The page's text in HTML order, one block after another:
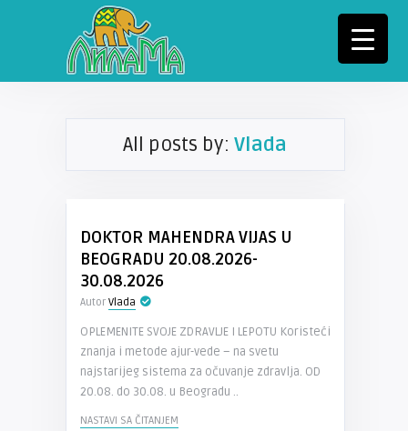
All posts by: Vlada
DOKTOR MAHENDRA VIJAS U
BEOGRADU 20.08.2026-
30.08.2026
Autor Vlada
OPLEMENITE SVOJE ZDRAVLJE I LEPOTU Koristeći
znanja i metode ajur-vede – na svetu
najstarijeg sistema za očuvanje zdravlja. OD
20.08. do 30.08. u Beogradu ..
NASTAVI SA ČITANJEM